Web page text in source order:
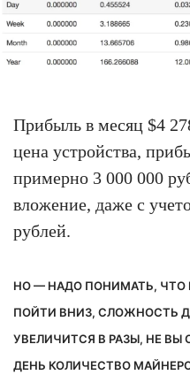
Прибыль в месяц $4
цена устройства,
примерно 3 000 000
вложение, даже с
рублей.
НО — НАДО ПОНИМАТЬ, ЧТО
ПОЙТИ ВНИЗ, СЛОЖНОСТЬ
УВЕЛИЧИТСЯ В РАЗЫ, НЕ
ДЕНЬ КОЛИЧЕСТВО